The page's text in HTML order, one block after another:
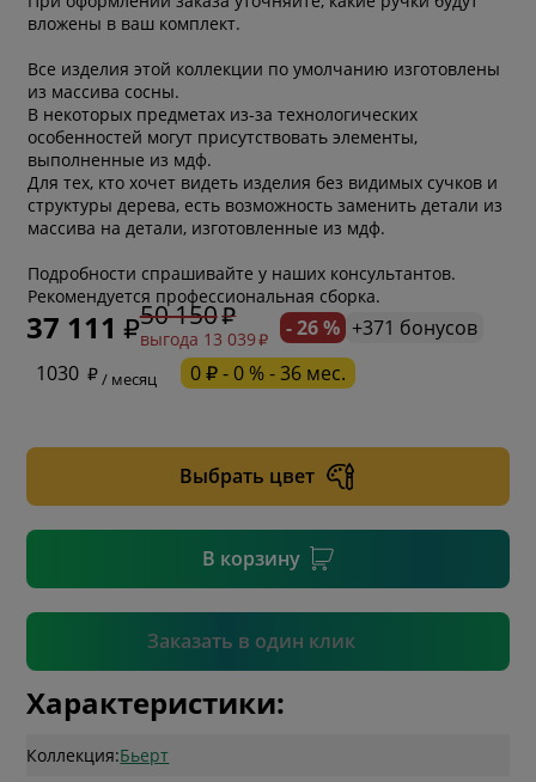
вложены в ваш комплект.
Все изделия этой коллекции по умолчанию изготовлены
из массива сосны.
В некоторых предметах из-за технологических
особенностей могут присутствовать элементы,
выполненные из мдф.
Для тех, кто хочет видеть изделия без видимых сучков и
структуры дерева, есть возможность заменить детали из
массива на детали, изготовленные из мдф.
Подробности спрашивайте у наших консультантов.
Рекомендуется профессиональная сборка.
37 111 50 150
выгода 13 039 - 26 % +371 бонусов
1030
/ месяц 0 ₽ - 0 % - 36 мес.
Выбрать цвет
В корзину
Заказать в один клик
* обязательное поле
Подтвердить
Характеристики:
Коллекция:Бьерт